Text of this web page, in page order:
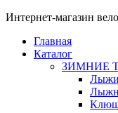
Интернет-магазин
Главная
Каталог
ЗИМНИЕ
Лыжи